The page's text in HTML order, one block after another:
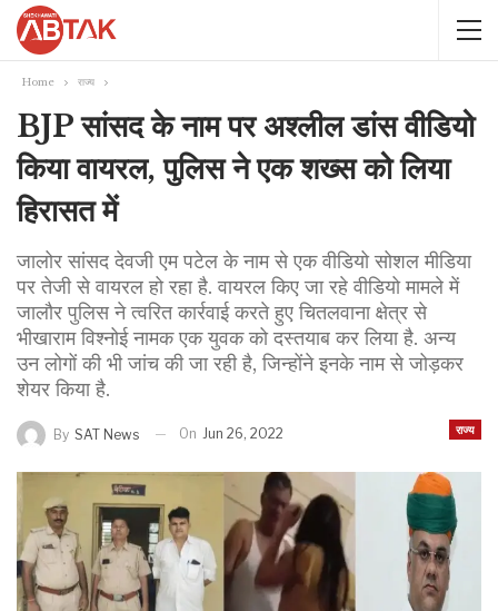
Home राज्य
BJP सांसद के नाम पर अश्लील डांस वीडियो
किया वायरल, पुलिस ने एक शख्स को लिया
हिरासत में
जालोर सांसद देवजी एम पटेल के नाम से एक वीडियो सोशल मीडिया
पर तेजी से वायरल हो रहा है. वायरल किए जा रहे वीडियो मामले में
जालौर पुलिस ने त्वरित कार्रवाई करते हुए चितलवाना क्षेत्र से
भीखाराम विश्नोई नामक एक युवक को दस्तयाब कर लिया है. अन्य
उन लोगों की भी जांच की जा रही है, जिन्होंने इनके नाम से जोड़कर
शेयर किया है.
राज्य
By SAT News On Jun 26, 2022